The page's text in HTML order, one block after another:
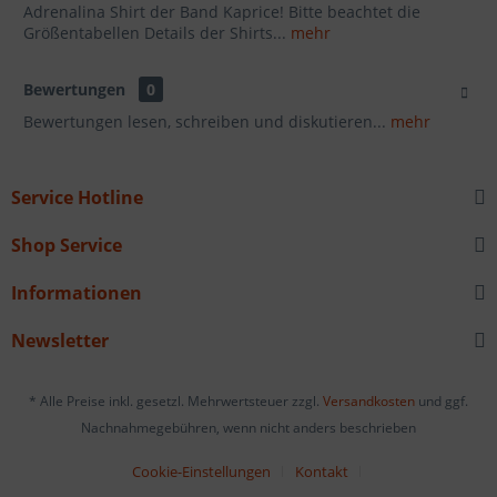
Adrenalina Shirt der Band Kaprice! Bitte beachtet die
Größentabellen Details der Shirts... mehr
Bewertungen
0
Bewertungen lesen, schreiben und diskutieren... mehr
Service Hotline
Shop Service
Informationen
Newsletter
* Alle Preise inkl. gesetzl. Mehrwertsteuer zzgl. Versandkosten und ggf.
Nachnahmegebühren, wenn nicht anders beschrieben
Cookie-Einstellungen Kontakt